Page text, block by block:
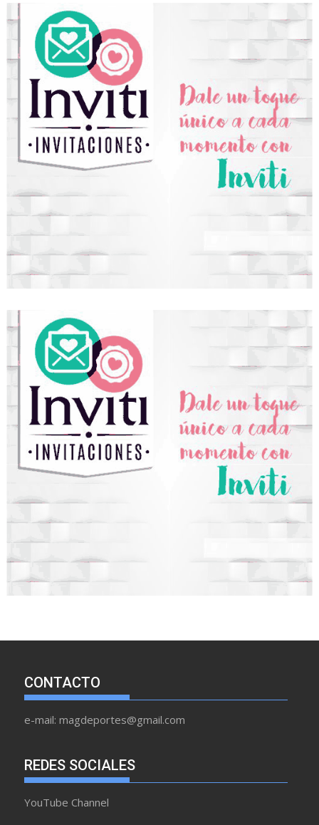
CONTACTO
e-mail: magdeportes@gmail.com
REDES SOCIALES
YouTube Channel